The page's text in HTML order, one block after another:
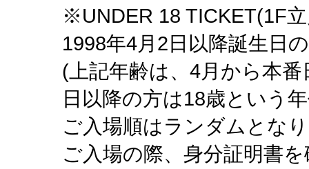
※UNDER 18 TICKET(1F
1998年4月2日以降誕生日
(上記年齢は、4月から本
日以降の方は18歳という
ご入場順はランダムとな
ご入場の際、身分証明書